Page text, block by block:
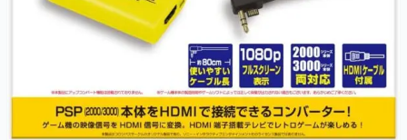
特集記事
アプリレビュー